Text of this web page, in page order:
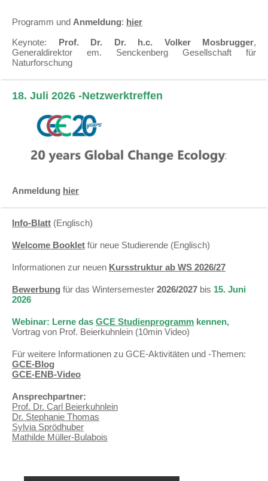
Programm und Anmeldung: hier
Keynote: Prof. Dr. Dr. h.c. Volker Mosbrugger,
Generaldirektor em. Senckenberg Gesellschaft für
Naturforschung
18. Juli 2026 -Netzwerktreffen
Anmeldung hier
Info-Blatt (Englisch)
Welcome Booklet für neue Studierende (Englisch)
Informationen zur neuen Kursstruktur ab WS 2026/27
Bewerbung für das Wintersemester 2026/2027 bis 15. Juni
2026
Webinar: Lerne das GCE Studienprogramm kennen,
Vortrag von Prof. Beierkuhnlein (10min Video)
Für weitere Informationen zu GCE-Aktivitäten und -Themen:
GCE-Blog
GCE-ENB-Video
Ansprechpartner:
Prof. Dr. Carl Beierkuhnlein
Dr. Stephanie Thomas
Sylvia Sprödhuber
Mathilde Müller-Bulabois